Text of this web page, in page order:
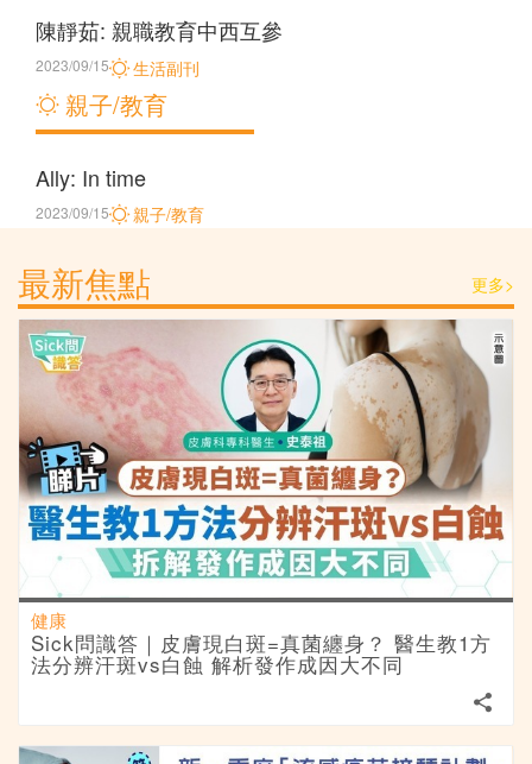
陳靜茹: 親職教育中西互參
生活副刊
2023/09/15
親子/教育
Ally: In time
親子/教育
2023/09/15
最新焦點 更多>
健康
Sick問識答｜皮膚現白斑=真菌纏身？ 醫生教1方
法分辨汗斑vs白蝕 解析發作成因大不同